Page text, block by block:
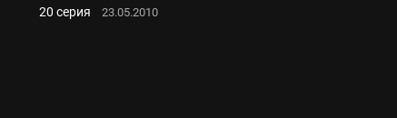
20 серия 23.05.2010